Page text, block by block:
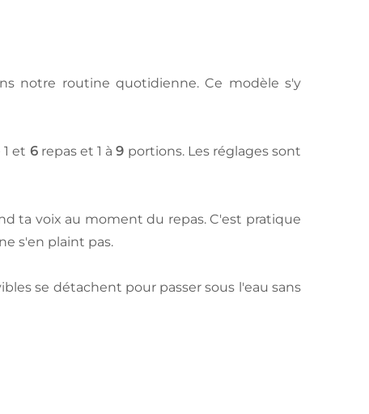
notre routine quotidienne. Ce modèle s'y
et 6repas et 1 à9 portions. Les réglages sont
ta voix au moment du repas. C'est pratique
s'en plaint pas.
se détachent pour passer sous l'eau sans